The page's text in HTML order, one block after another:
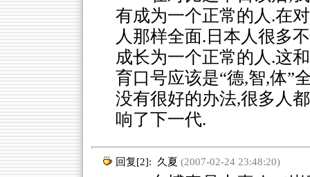
有成为一个正常的人.在
人那样全面.日本人很多
成长为一个正常的人.这
育口号应该是“德,智,体”
没有很好的办法,很多人
响了下一代.
回复[2]: 久夏 (2007-02-24 23:48:20)